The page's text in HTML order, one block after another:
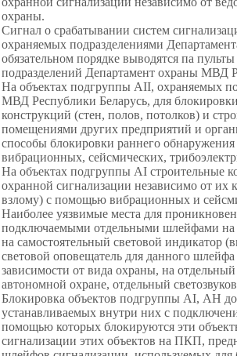
охраны.
Сигнал о срабатывании систем
охраняемых подразделениями
обязательном порядке выводятся па
подразделений Департамент охраны МВД
На объектах подгруппы АII, охраняемых
МВД Республики Беларусь, для
конструкций (стен, полов, потолков) и
помещениями других предприятий и
способы блокировки раннего
вибрационных, сейсмических,
На объектах подгруппы AI строительные
охранной сигнализации независимо от их
взлому) с помощью вибрационных и
Наиболее уязвимые места для
подключаемыми отдельными шлейфами
на самостоятельный световой индикатор
световой оповещатель для данного
зависимости от вида охраны, на
автономной охране, отдельный
Блокировка объектов подгруппы AI, АН
устанавливаемых внутри них с
помощью которых блокируются эти
сигнализации этих объектов на ПКП,